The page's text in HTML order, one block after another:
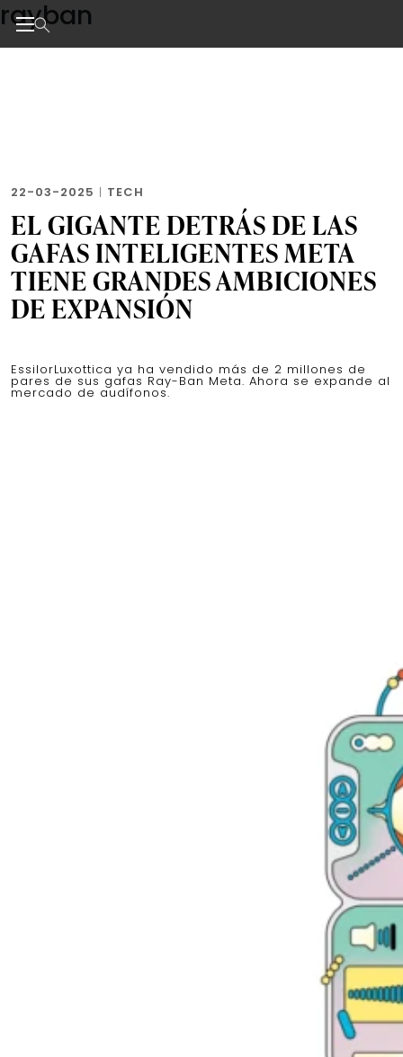
Skip
to
the
rayban
22-03-2025 | TECH
EL GIGANTE DETRÁS DE LAS
GAFAS INTELIGENTES META
TIENE GRANDES AMBICIONES
DE EXPANSIÓN
EssilorLuxottica ya ha vendido más de 2 millones de
pares de sus gafas Ray-Ban Meta. Ahora se expande al
mercado de audífonos.